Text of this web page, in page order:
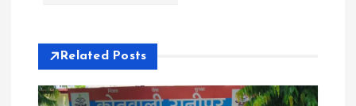
v
Related Posts